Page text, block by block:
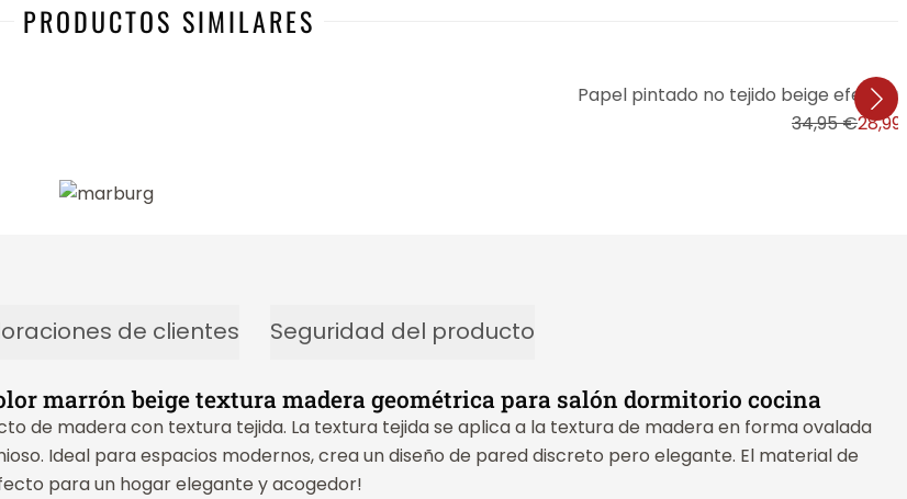
PRODUCTOS SIMILARES
Papel pintado no tejido beige efecto
34,95 €
de clientes Seguridad del producto
marrón beige textura madera geométrica para salón dormitorio cocina
de madera con textura tejida. La textura tejida se aplica a la textura de madera en forma ovalada
Ideal para espacios modernos, crea un diseño de pared discreto pero elegante. El material de
para un hogar elegante y acogedor!